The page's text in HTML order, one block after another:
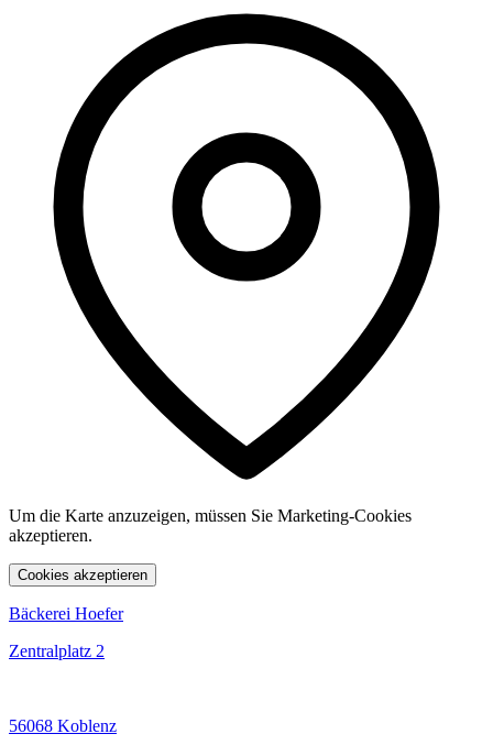
Um die Karte anzuzeigen, müssen Sie Marketing-Cookies
akzeptieren.
Cookies akzeptieren
Bäckerei Hoefer
Zentralplatz 2
56068 Koblenz